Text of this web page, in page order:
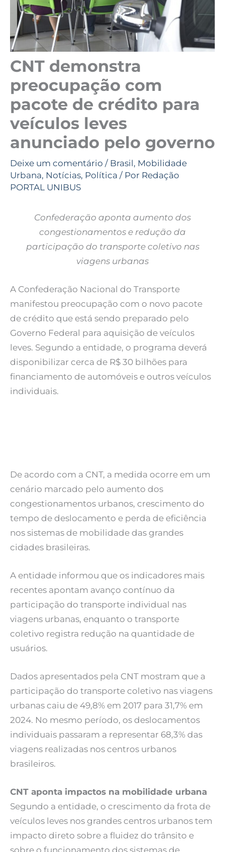
CNT demonstra
preocupação com
pacote de crédito para
veículos leves
anunciado pelo governo
Deixe um comentário / Brasil, Mobilidade
Urbana, Notícias, Política / Por Redação
PORTAL UNIBUS
Confederação aponta aumento dos
congestionamentos e redução da
participação do transporte coletivo nas
viagens urbanas
A Confederação Nacional do Transporte
manifestou preocupação com o novo pacote
de crédito que está sendo preparado pelo
Governo Federal para aquisição de veículos
leves. Segundo a entidade, o programa deverá
disponibilizar cerca de R$ 30 bilhões para
financiamento de automóveis e outros veículos
individuais.
De acordo com a CNT, a medida ocorre em um
cenário marcado pelo aumento dos
congestionamentos urbanos, crescimento do
tempo de deslocamento e perda de eficiência
nos sistemas de mobilidade das grandes
cidades brasileiras.
A entidade informou que os indicadores mais
recentes apontam avanço contínuo da
participação do transporte individual nas
viagens urbanas, enquanto o transporte
coletivo registra redução na quantidade de
usuários.
Dados apresentados pela CNT mostram que a
participação do transporte coletivo nas viagens
urbanas caiu de 49,8% em 2017 para 31,7% em
2024. No mesmo período, os deslocamentos
individuais passaram a representar 68,3% das
viagens realizadas nos centros urbanos
brasileiros.
CNT aponta impactos na mobilidade urbana
Segundo a entidade, o crescimento da frota de
veículos leves nos grandes centros urbanos tem
impacto direto sobre a fluidez do trânsito e